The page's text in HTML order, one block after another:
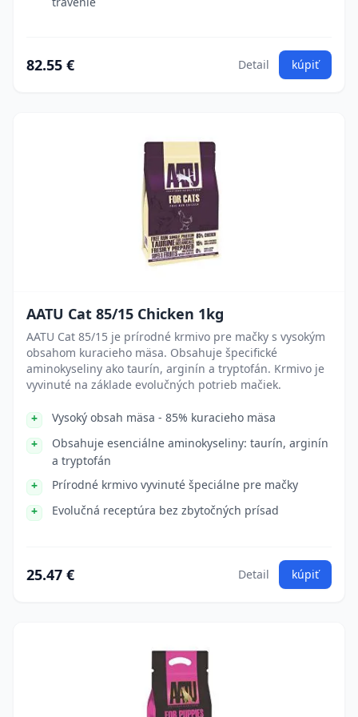
82.55 € Detail kúpiť
AATU Cat 85/15 Chicken 1kg
AATU Cat 85/15 je prírodné krmivo pre mačky s vysokým
obsahom kuracieho mäsa. Obsahuje špecifické
aminokyseliny ako taurín, arginín a tryptofán. Krmivo je
vyvinuté na základe evolučných potrieb mačiek.
Vysoký obsah mäsa - 85% kuracieho mäsa
Obsahuje esenciálne aminokyseliny: taurín, arginín
a tryptofán
Prírodné krmivo vyvinuté špeciálne pre mačky
Evolučná receptúra bez zbytočných prísad
25.47 € Detail kúpiť